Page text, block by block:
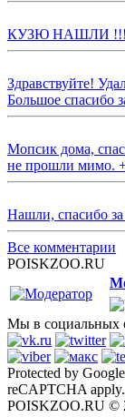
КУЗЮ НАШЛИ
Здравствуйте!
Большое спасибо
Мопсик дома,
не прошли мимо.
Нашли, спасибо
Все комментарии
POISKZOO.RU
Мы в социальных
Protected by
reCAPTCHA apply.
POISKZOO.RU ©